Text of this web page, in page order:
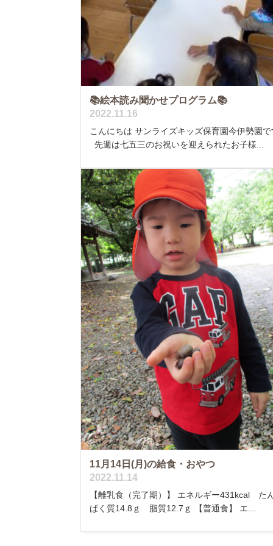
📚絵本読み聞かせプログラム📚
2022.11.16
こんにちは サンライズキッズ保育園今伊勢園で
先週は七五三のお祝いを迎えられたお子様...
11月14日(月)の給食・おやつ
2022.11.14
【離乳食（完了期）】 エネルギー431kcal た
ぱく質14.8ｇ 脂質12.7ｇ 【普通食】 エ...